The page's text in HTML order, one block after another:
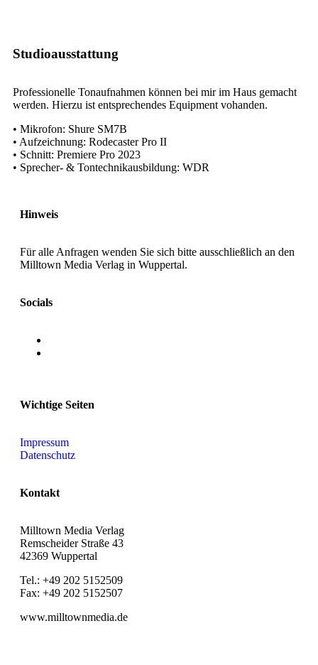
Studioausstattung
Professionelle Tonaufnahmen können bei mir im Haus gemacht
werden. Hierzu ist entsprechendes Equipment vohanden.
• Mikrofon: Shure SM7B
• Aufzeichnung: Rodecaster Pro II
• Schnitt: Premiere Pro 2023
• Sprecher- & Tontechnikausbildung: WDR
Hinweis
Für alle Anfragen wenden Sie sich bitte ausschließlich an den
Milltown Media Verlag in Wuppertal.
Socials
Wichtige Seiten
Impressum
Datenschutz
Kontakt
Milltown Media Verlag
Remscheider Straße 43
42369 Wuppertal
Tel.: +49 202 5152509
Fax: +49 202 5152507
www.milltownmedia.de